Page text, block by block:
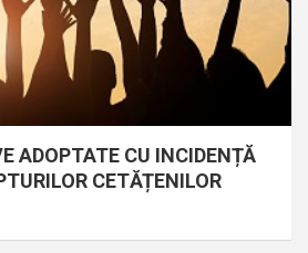
ADOPTATE CU INCIDENȚĂ
CETĂȚENILOR